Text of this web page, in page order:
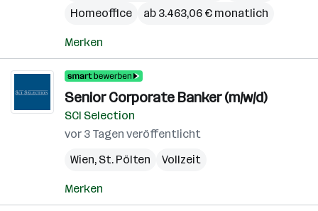
Homeoffice
ab 3.463,06 € monatlich
Merken
Senior Corporate Banker (m/w/d)
SCI Selection
vor 3 Tagen veröffentlicht
Wien, St. Pölten Vollzeit
Merken